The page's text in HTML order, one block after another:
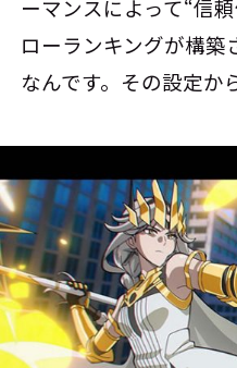
ーマンスによって“信
ローランキングが構築
なんです。その設定か